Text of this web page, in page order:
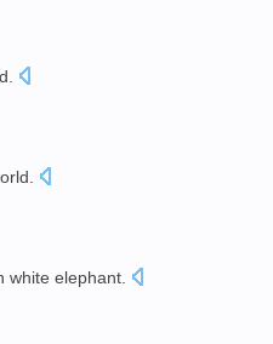
.
white elephant